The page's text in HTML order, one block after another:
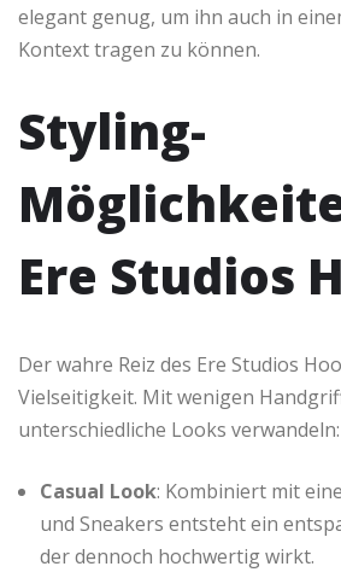
elegant genug, um ihn auch in
Kontext tragen zu können.
Styling-
Ere Studios
Der wahre Reiz des Ere Studios
Vielseitigkeit. Mit wenigen
unterschiedliche Looks verwandeln:
Casual Look: Kombiniert mit
und Sneakers entsteht ein
der dennoch hochwertig wirkt.